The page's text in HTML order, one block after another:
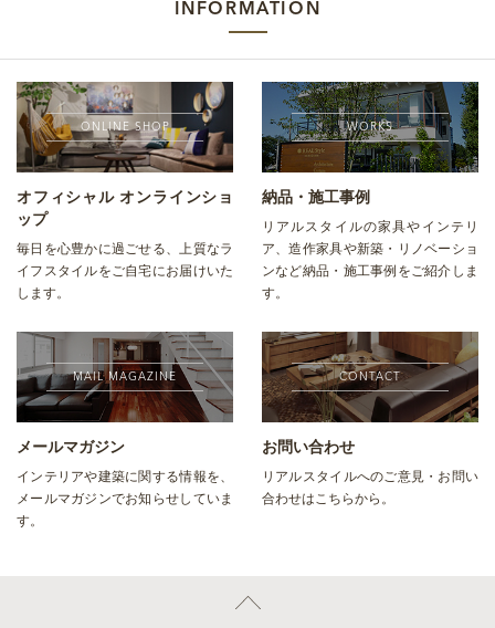
INFORMATION
ONLINE SHOP
オフィシャル オンラインショ
ップ
毎日を心豊かに過ごせる、上質なラ
イフスタイルをご自宅にお届けいた
します。
WORKS
納品・施工事例
リアルスタイルの家具やインテリ
ア、造作家具や新築・リノベーショ
ンなど納品・施工事例をご紹介しま
す。
MAIL MAGAZINE
メールマガジン
インテリアや建築に関する情報を、
メールマガジンでお知らせしていま
す。
CONTACT
お問い合わせ
リアルスタイルへのご意見・お問い
合わせはこちらから。